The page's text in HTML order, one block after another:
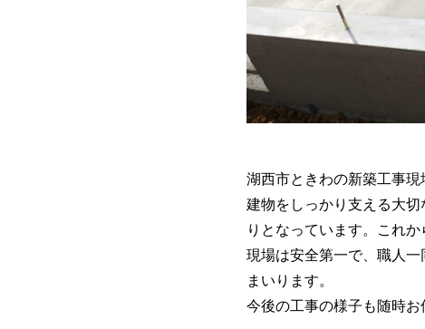
湖西市ときわの新築工事現
建物をしっかり支える大
りとなっています。これ
現場は安全第一で、職人
まいります。
今後の工事の様子も随時お